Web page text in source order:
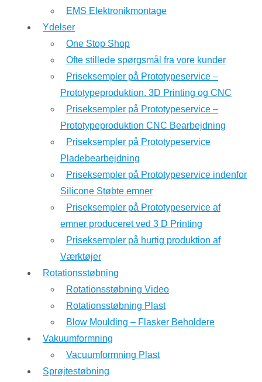
EMS Elektronikmontage
Ydelser
One Stop Shop
Ofte stillede spørgsmål fra vore kunder
Priseksempler på Prototypeservice –
Prototypeproduktion. 3D Printing og CNC
Priseksempler på Prototypeservice –
Prototypeproduktion CNC Bearbejdning
Priseksempler på Prototypeservice
Pladebearbejdning
Priseksempler på Prototypeservice indenfor
Silicone Støbte emner
Priseksempler på Prototypeservice af
emner produceret ved 3 D Printing
Priseksempler på hurtig produktion af
Værktøjer
Rotationsstøbning
Rotationsstøbning Video
Rotationsstøbning Plast
Blow Moulding – Flasker Beholdere
Vakuumformning
Vacuumformning Plast
Sprøjtestøbning